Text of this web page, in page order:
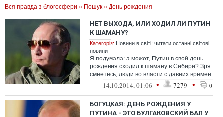
Вся правда з блогосфери » Пошук » День рождения
НЕТ ВЫХОДА, ИЛИ ХОДИЛ ЛИ ПУТИН
К ШАМАНУ?
Категорія: Новини в світі: читати останні світові
новини
Я подумала: а может, Путин в свой день
рождения сходил к шаману в Сибири? Зря
смеетесь, люди во власти с давних времен
склонны к таким экстравагантнос...
14.10.2014, 01:06 • 7279 • 0
БОГУЦКАЯ: ДЕНЬ РОЖДЕНИЯ У
ПУТИНА - ЭТО БУЛГАКОВСКИЙ БАЛ У